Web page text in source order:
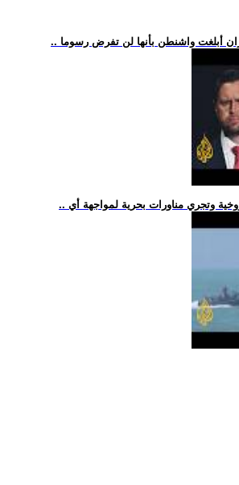
أبلغت واشنطن بأنها لن تفرض رسوما
وتجري مناورات بحرية لمواجهة أي